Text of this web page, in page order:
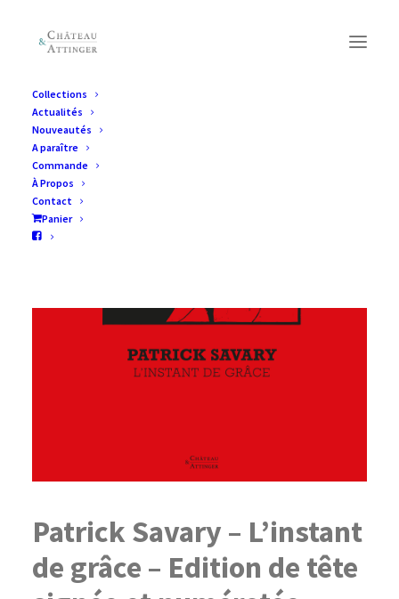
Collections
Actualités
Nouveautés
A paraître
Commande
À Propos
Contact
Panier
Patrick Savary – L’instant
de grâce – Edition de tête